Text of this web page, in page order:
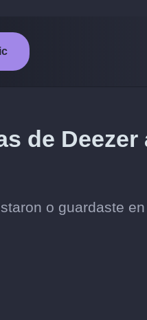
de Deezer
o guardaste en